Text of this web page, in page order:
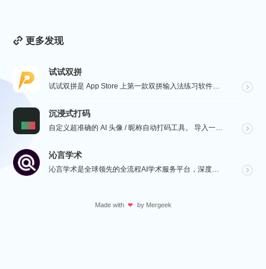
更多发现
试试双拼
试试双拼是 App Store 上第一款双拼输入法练习软件，通过这个软件你能方便的学习双拼规则，练习...
沉浸式打码
自定义超准确的 AI 头像 / 昵称自动打码工具。 导入一张微信聊天截图，或者抖音/小红书/微博评论...
沁言学术
沁言学术是全球领先的全流程AI学术服务平台，深度赋能从选题构思、文献检索、文献阅读、文献管理到辅助写...
Made with ❤ by Mergeek